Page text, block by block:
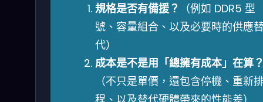
規格是否有備援？
（例如 DDR5 型
號、容量組合、以及必要時的供應
代）
成本是不是用「總擁有成本」在算
（不只是單價，還包含停機、重新